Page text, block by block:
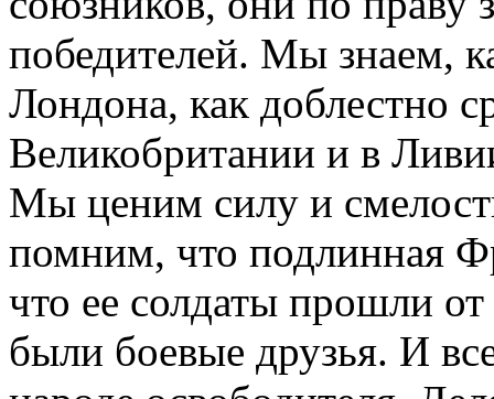
победителей. Мы знаем,
Лондона, как доблестно
Великобритании и в
Мы ценим силу и
помним, что подлинная
что ее солдаты прошли
были боевые друзья. И